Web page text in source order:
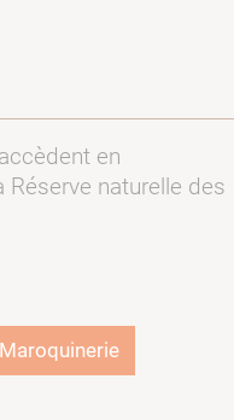
en
naturelle des
Maroquinerie